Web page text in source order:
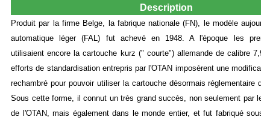
Description
Produit par la firme Belge, la fabrique nationale (FN), le modèle
automatique léger (FAL) fut achevé en 1948. A l'époque les
utilisaient encore la cartouche kurz (" courte") allemande de calibre
efforts de standardisation entrepris par l'OTAN imposèrent une
rechambré pour pouvoir utiliser la cartouche désormais réglementaire
Sous cette forme, il connut un très grand succès, non seulement par les
de l'OTAN, mais également dans le monde entier, et fut fabriqué sous